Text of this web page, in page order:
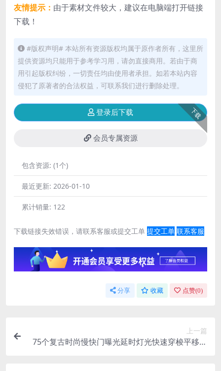
友情提示： 由于素材文件较大，建议在电脑端打开链接
下载！
#版权声明# 本站所有资源版权均属于原作者所有，这里所
提供资源均只能用于参考学习用，请勿直接商用。若由于商
用引起版权纠纷，一切责任均由使用者承担。如若本站内容
侵犯了原著者的合法权益，可联系我们进行删除处理。
下载
登录后下载
会员专属资源
包含资源: (1个)
最近更新: 2026-01-10
累计销量: 122
下载链接失效错误，请联系客服或提交工单 提交工单 联系客服
分享 收藏 点赞(0)
上一篇
75个复古时尚慢快门曝光延时灯光快速穿梭平移转